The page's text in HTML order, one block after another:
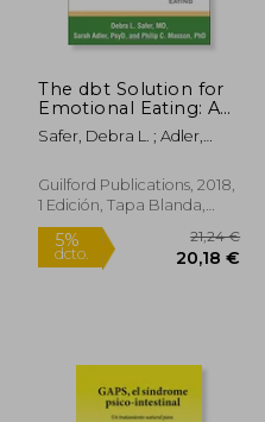
The dbt Solution for
Emotional Eating: A
Proven Program to
Break the Cycle of
Control Eating (en
Inglés)
Safer, Debra L. ; Adler,
Guilford Publications, 2018,
1 Edición, Tapa Blanda,
Nuevo